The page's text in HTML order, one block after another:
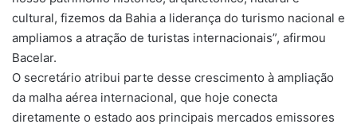
cultural, fizemos da Bahia a liderança do turismo nacional e
ampliamos a atração de turistas internacionais”, afirmou
Bacelar.
O secretário atribui parte desse crescimento à ampliação
da malha aérea internacional, que hoje conecta
diretamente o estado aos principais mercados emissores